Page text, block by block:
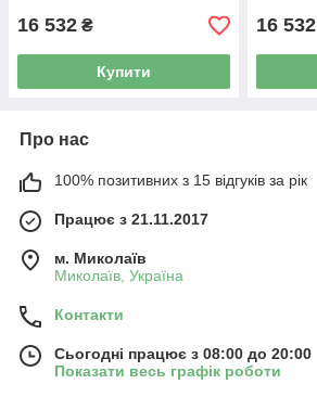
16 532 ₴
Купити
16 532
Про нас
100% позитивних з 15 відгуків за рік
Працює з 21.11.2017
м. Миколаїв
Миколаїв, Україна
Контакти
Сьогодні працює з 08:00 до 20:00
Показати весь графік роботи